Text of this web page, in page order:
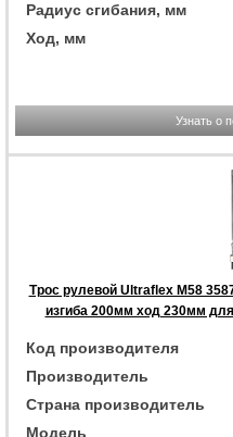
Радиус сгибания, мм
Ход, мм
Узнать о
Трос рулевой Ultraflex M58
изгиба 200мм ход 230мм
Код производителя
Производитель
Страна производитель
Модель